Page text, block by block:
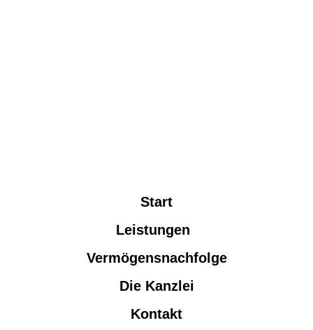
Start
Leistungen
Vermögensnachfolge
Die Kanzlei
Kontakt